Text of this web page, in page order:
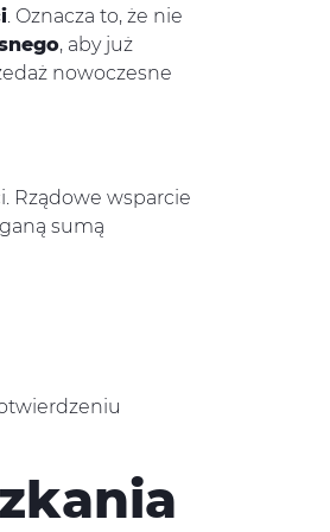
. Oznacza to, że nie
, aby już
nowoczesne
Rządowe wsparcie
sumą